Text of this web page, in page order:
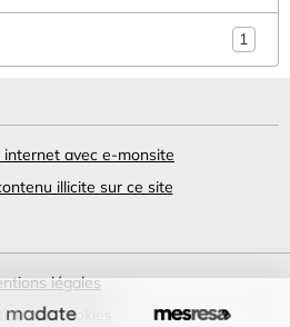
1
internet avec e-monsite
illicite sur ce site
légales
des cookies